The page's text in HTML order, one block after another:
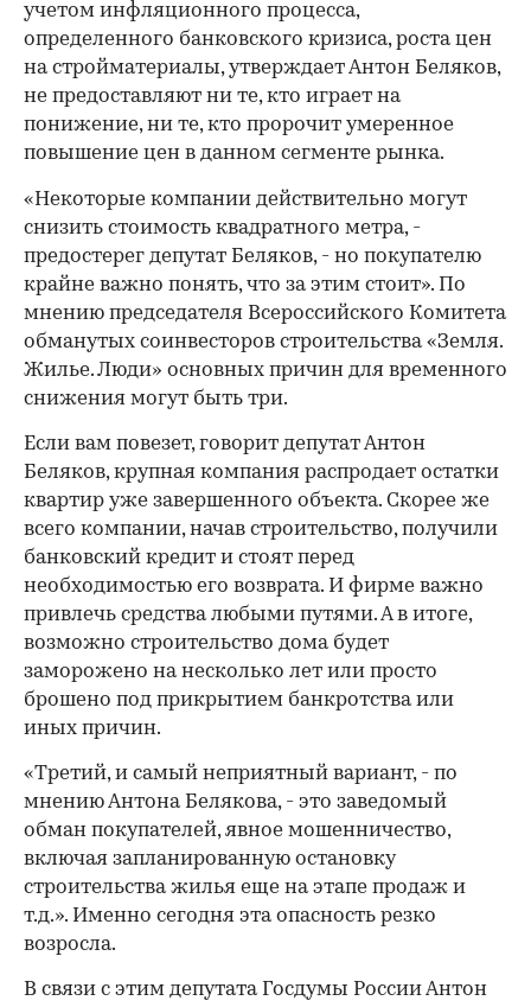
учетом инфляционного процесса,
определенного банковского кризиса, роста цен
на стройматериалы, утверждает Антон Беляков,
не предоставляют ни те, кто играет на
понижение, ни те, кто пророчит умеренное
повышение цен в данном сегменте рынка.
«Некоторые компании действительно могут
снизить стоимость квадратного метра, -
предостерег депутат Беляков, - но покупателю
крайне важно понять, что за этим стоит». По
мнению председателя Всероссийского Комитета
обманутых соинвесторов строительства «Земля.
Жилье. Люди» основных причин для временного
снижения могут быть три.
Если вам повезет, говорит депутат Антон
Беляков, крупная компания распродает остатки
квартир уже завершенного объекта. Скорее же
всего компании, начав строительство, получили
банковский кредит и стоят перед
необходимостью его возврата. И фирме важно
привлечь средства любыми путями. А в итоге,
возможно строительство дома будет
заморожено на несколько лет или просто
брошено под прикрытием банкротства или
иных причин.
«Третий, и самый неприятный вариант, - по
мнению Антона Белякова, - это заведомый
обман покупателей, явное мошенничество,
включая запланированную остановку
строительства жилья еще на этапе продаж и
т.д.». Именно сегодня эта опасность резко
возросла.
В связи с этим депутата Госдумы России Антон